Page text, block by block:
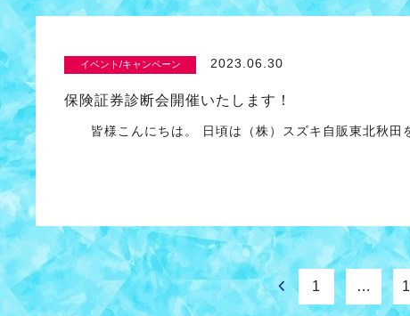
イベント/キャンペーン 2023.06.30
保険証券診断会開催いたします！
皆様こんにちは。 日頃は（株）スズキ自販東北秋田
1 …